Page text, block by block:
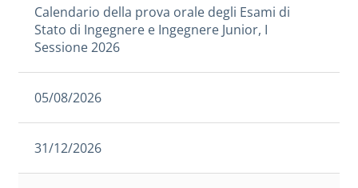
Calendario della prova orale degli Esami di
Stato di Ingegnere e Ingegnere Junior, I
Sessione 2026
05/08/2026
31/12/2026